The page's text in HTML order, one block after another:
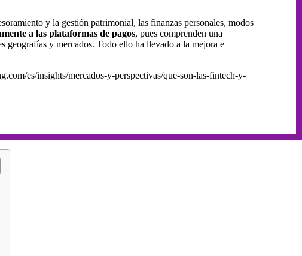
y la gestión patrimonial, las finanzas personales, modos
a las plataformas de pagos, pues comprenden una
geografías y mercados. Todo ello ha llevado a la mejora e
es/insights/mercados-y-perspectivas/que-son-las-fintech-y-